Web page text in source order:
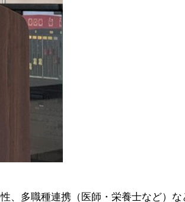
、多職種連携（医師・栄養士など）な